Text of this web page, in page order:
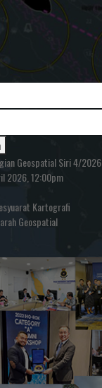
Geospatial Siri 4/2026
2026, 12:00pm
Kartografi
Geospatial